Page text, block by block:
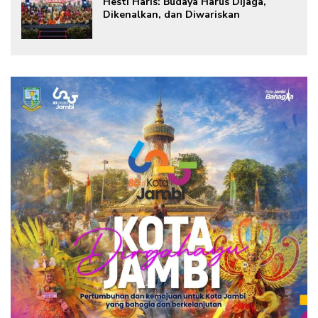
Dikenalkan, dan Diwariskan